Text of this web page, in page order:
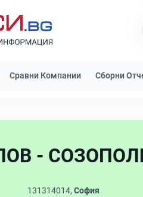
Сравни Компании Сборни
-
131314014, София